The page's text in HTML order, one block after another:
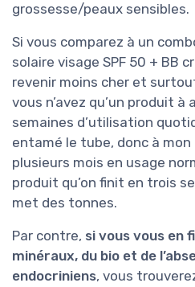
grossesse/peaux sensibles.
Si vous comparez à un
solaire visage SPF 50 + BB
revenir moins cher et
vous n’avez qu’un produit à
semaines d’utilisation
entamé le tube, donc à
plusieurs mois en usage
produit qu’on finit en trois
met des tonnes.
Par contre, si vous vous en
minéraux, du bio et de
endocriniens, vous